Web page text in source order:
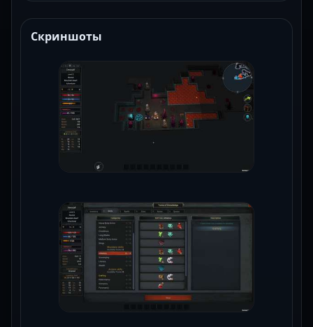
Скриншоты